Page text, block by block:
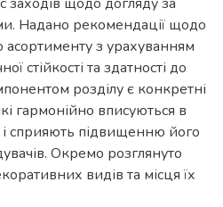
Надано рекомендації щодо
з урахуванням
стійкості та здатності до
розділу є конкретні
гармонійно вписуються в
і сприяють підвищенню його
Окремо розглянуто
видів та місця їх